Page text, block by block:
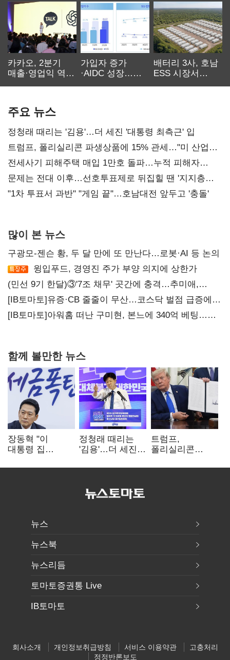
카카오, 2분기
매출·영업익 역대
가입자 증가
·AIDC 성장…
배터리 3사, 호남
ESS 시장서
주요 뉴스
정청래 때리는 '김용'…더 세진 '대통령 최측근' 입
트럼프, 폴리실리콘 파생상품에 15% 관세…"미 산업
재건"
전세사기 피해주택 매입 1만호 돌파…누적 피해자
4만278명
문제는 전대 이후…선호투표제로 뒤집힐 땐 '지지층
불복'
"1차 투표서 과반" "게임 끝"…호남대전 앞두고 '충돌'
많이 본 뉴스
구광모-젠슨 황, 두 달 만에 또 만난다…로봇·AI 등 논의
윙입푸드, 경영진 주가 부양 의지에 상한가
(민선 9기 한달)③'7조 채무' 곳간에 충격…추미애,
20년만에 '비상재정' 선언 승부수
[IB토마토]유증·CB 줄줄이 무산…코스닥 벌점 급증에
상폐 압박
[IB토마토]아워홈 떠난 구미현, 본느에 340억 베팅…
함께 볼만한 뉴스
장동혁 "이
대통령 집
폭탄…'내로남불'"
정청래 때리는
'김용'…더 세진
입
트럼프,
폴리실리콘
관세…"미 산업
뉴스
뉴스북
뉴스리듬
토마토증권통 Live
IB토마토
회사소개 개인정보취급방침 서비스 이용약관
고충처리
정정반론보도